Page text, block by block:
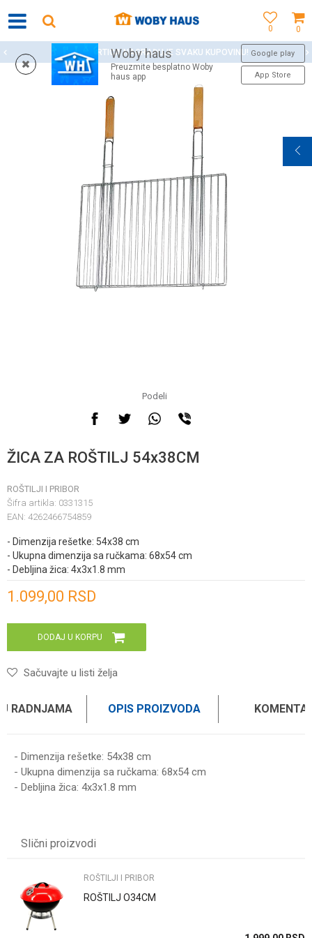
0
0
Woby haus
Preuzmite besplatno Woby
haus app
Google play
App Store
WOBY KARTICA NAGRAĐUJE SVAKU KUPOVINU!
Podeli
ŽICA ZA ROŠTILJ 54x38CM
ROŠTILJI I PRIBOR
Šifra artikla: 0331315
EAN: 4262466754859
- Dimenzija rešetke: 54x38 cm
- Ukupna dimenzija sa ručkama: 68x54 cm
- Debljina žica: 4x3x1.8 mm
1.099,00 RSD
DODAJ U KORPU
Sačuvajte u listi želja
RADNJAMA OPIS PROIZVODA
- Dimenzija rešetke: 54x38 cm
- Ukupna dimenzija sa ručkama: 68x54 cm
- Debljina žica: 4x3x1.8 mm
Poruka
Slični proizvodi
ROŠTILJI I PRIBOR
ROŠTILJ O34CM